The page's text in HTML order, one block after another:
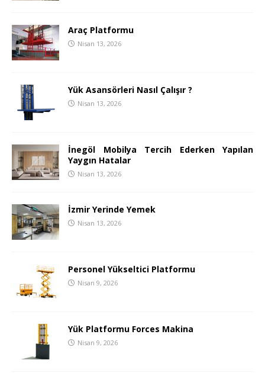
Araç Platformu
Nisan 13, 2026
Yük Asansörleri Nasıl Çalışır ?
Nisan 13, 2026
İnegöl Mobilya Tercih Ederken Yapılan
Yaygın Hatalar
Nisan 13, 2026
İzmir Yerinde Yemek
Nisan 13, 2026
Personel Yükseltici Platformu
Nisan 9, 2026
Yük Platformu Forces Makina
Nisan 9, 2026